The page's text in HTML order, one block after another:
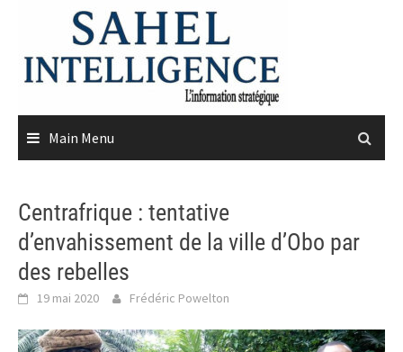
content
Main Menu
Centrafrique : tentative
d’envahissement de la ville d’Obo par
des rebelles
19 mai 2020 Frédéric Powelton